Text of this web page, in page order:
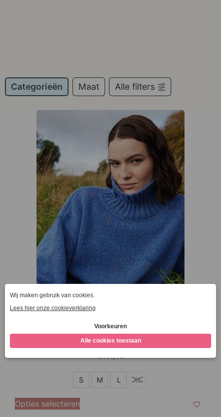
Categorieën Maat Alle filters
Irelands Eye The Paige Polo Neck Marina
€199,95
M
S M L XL
Opties selecteren